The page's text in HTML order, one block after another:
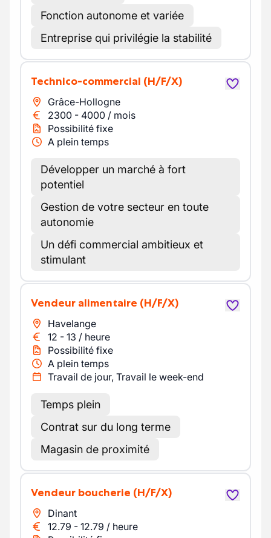
Fonction autonome et variée
Entreprise qui privilégie la stabilité
Technico-commercial (H/F/X)
Grâce-Hollogne
2300 - 4000 / mois
Possibilité fixe
A plein temps
Développer un marché à fort
potentiel
Gestion de votre secteur en toute
autonomie
Un défi commercial ambitieux et
stimulant
Vendeur alimentaire (H/F/X)
Havelange
12 - 13 / heure
Possibilité fixe
A plein temps
Travail de jour, Travail le week-end
Temps plein
Contrat sur du long terme
Magasin de proximité
Vendeur boucherie (H/F/X)
Dinant
12.79 - 12.79 / heure